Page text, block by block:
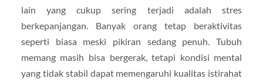
lain yang cukup sering terjadi adalah stres
berkepanjangan. Banyak orang tetap beraktivitas
seperti biasa meski pikiran sedang penuh. Tubuh
memang masih bisa bergerak, tetapi kondisi mental
yang tidak stabil dapat memengaruhi kualitas istirahat